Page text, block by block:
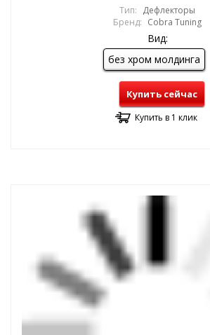
Тип: Дефлекторы
Бренд: Cobra Tuning
Вид:
без хром молдинга
Купить сейчас
Купить в 1 клик